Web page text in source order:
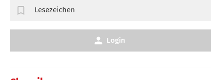
Lesezeichen
Login